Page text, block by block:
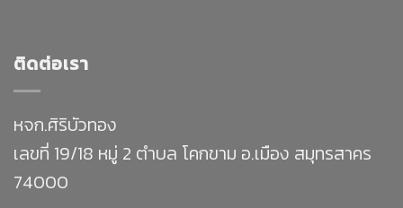
ติดต่อเรา
หจก.ศิริบัวทอง
เลขที่ 19/18 หมู่ 2 ตำบล โคกขาม อ.เมือง สมุทรสาคร
74000